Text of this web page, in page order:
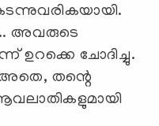
അവരുടെ
ഉറക്കെ ചോദിച്ചു.
തന്റെ